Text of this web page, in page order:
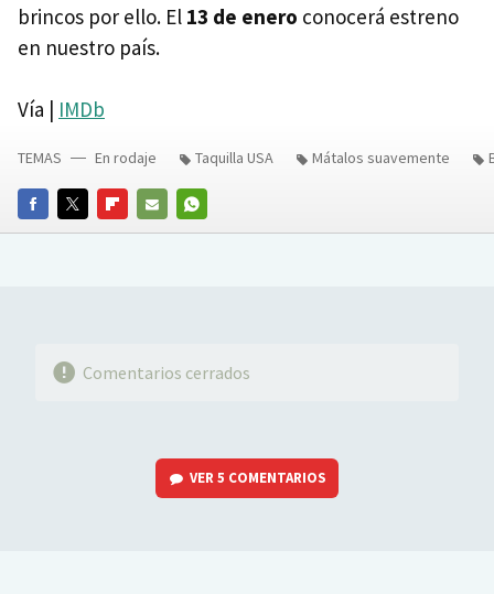
brincos por ello. El 13 de enero conocerá estreno
en nuestro país.
Vía | IMDb
FACEBOOKTWITTERFLIPBOARD
E-
WHATSAPP
TEMAS En rodaje Taquilla USA Mátalos suavemente
Comentarios cerrados
VER5 COMENTARIOS